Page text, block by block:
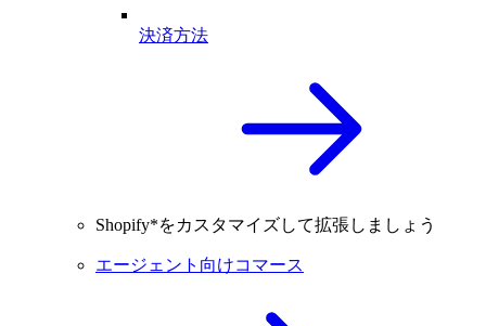
決済方法
Shopify*をカスタマイズして拡張しましょう
エージェント向けコマース